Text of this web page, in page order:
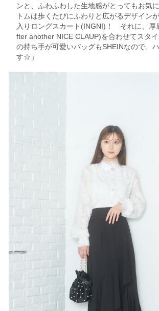
ンと、ふわふわした生地感がとってもお
トムは歩くたびにふわりと広がるデザイン
入りロングスカート(INGNI)！ それに、厚
fter another NICE CLAUP)を合わせてスタ
の持ち手が可愛いバッグもSHEINなので、
す☆」